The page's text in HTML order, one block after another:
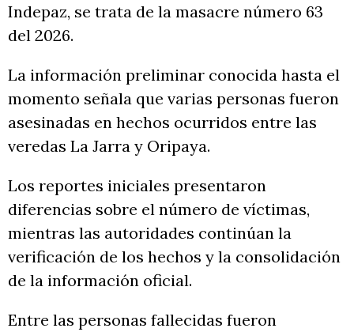
Indepaz, se trata de la masacre número 63
del 2026.
La información preliminar conocida hasta el
momento señala que varias personas fueron
asesinadas en hechos ocurridos entre las
veredas La Jarra y Oripaya.
Los reportes iniciales presentaron
diferencias sobre el número de víctimas,
mientras las autoridades continúan la
verificación de los hechos y la consolidación
de la información oficial.
Entre las personas fallecidas fueron